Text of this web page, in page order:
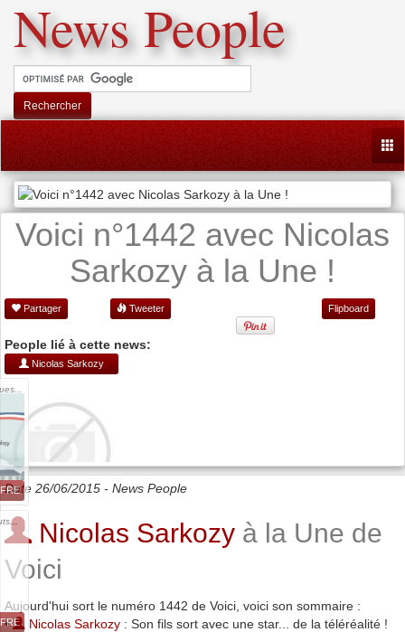
News People
Rechercher
Voici n°1442 avec Nicolas
Sarkozy à la Une !
Partager Tweeter Flipboard
People lié à cette news:
Nicolas Sarkozy
Date 26/06/2015 - News People
Nicolas Sarkozy à la Une de
Voici
Aujourd'hui sort le numéro 1442 de Voici, voici son sommaire :
•
Nicolas Sarkozy : Son fils sort avec une star... de la téléréalité !